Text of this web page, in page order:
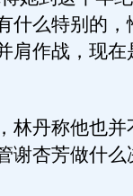
什么特别的，
肩作战，现在
丹称他也并
谢杏芳做什么